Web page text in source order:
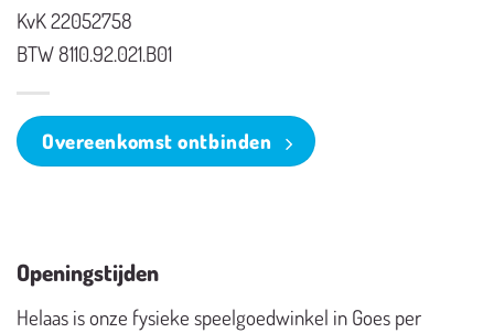
KvK 22052758
BTW 8110.92.021.B01
Overeenkomst ontbinden
Openingstijden
Helaas is onze fysieke speelgoedwinkel in Goes per